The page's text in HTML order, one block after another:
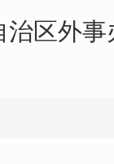
治区外